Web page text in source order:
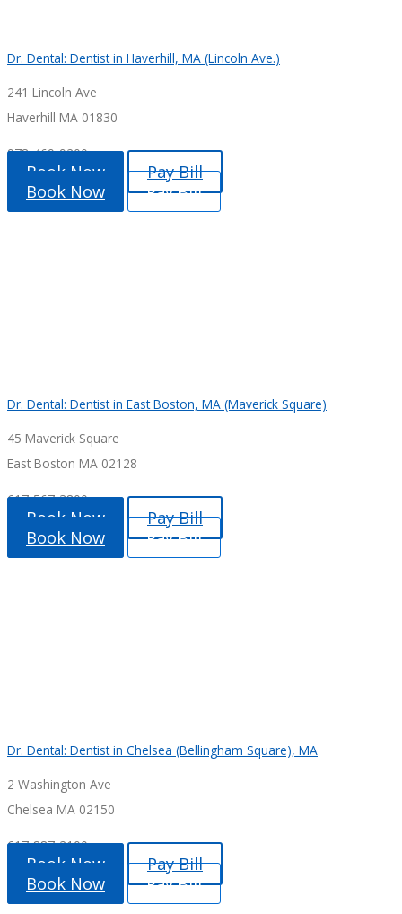
Dr. Dental: Dentist in Haverhill, MA (Lincoln Ave.)
241 Lincoln Ave
Haverhill MA 01830
978-469-9200
Book Now
Pay Bill
Book Now
Pay Bill
Dr. Dental: Dentist in East Boston, MA (Maverick Square)
45 Maverick Square
East Boston MA 02128
617-567-3800
Book Now
Pay Bill
Book Now
Pay Bill
Dr. Dental: Dentist in Chelsea (Bellingham Square), MA
2 Washington Ave
Chelsea MA 02150
617-887-2100
Book Now
Pay Bill
Book Now
Pay Bill